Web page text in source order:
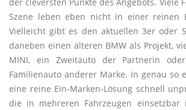
Szene leben eben nicht in einer reinen
Vielleicht gibt es den aktuellen 3er oder
daneben einen älteren BMW als Projekt,
MINI, ein Zweitauto der Partnerin
Familienauto anderer Marke. In genau so
eine reine Ein-Marken-Lösung schnell
die in mehreren Fahrzeugen einsetzbar